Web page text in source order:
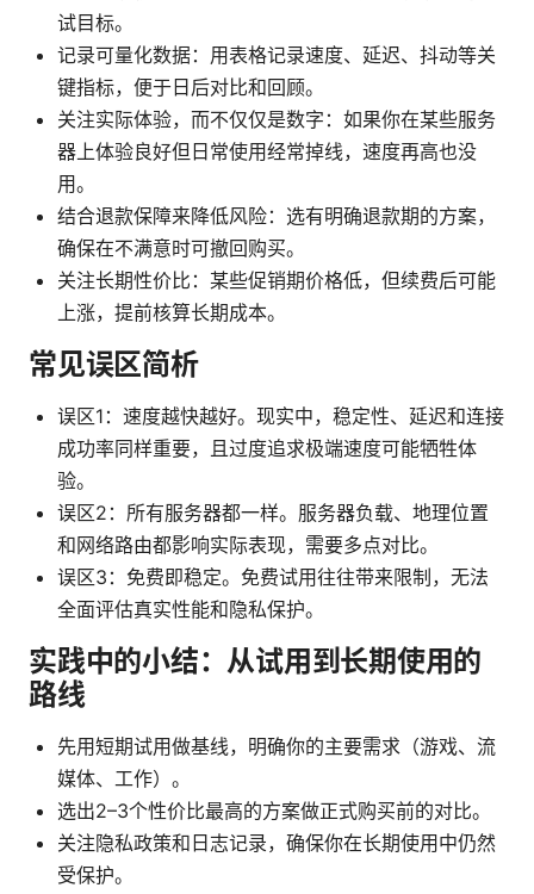
试目标。
记录可量化数据：用表格记录速度、延迟、抖动等关
键指标，便于日后对比和回顾。
关注实际体验，而不仅仅是数字：如果你在某些服务
器上体验良好但日常使用经常掉线，速度再高也没
用。
结合退款保障来降低风险：选有明确退款期的方案，
确保在不满意时可撤回购买。
关注长期性价比：某些促销期价格低，但续费后可能
上涨，提前核算长期成本。
常见误区简析
误区1：速度越快越好。现实中，稳定性、延迟和连接
成功率同样重要，且过度追求极端速度可能牺牲体
验。
误区2：所有服务器都一样。服务器负载、地理位置
和网络路由都影响实际表现，需要多点对比。
误区3：免费即稳定。免费试用往往带来限制，无法
全面评估真实性能和隐私保护。
实践中的小结：从试用到长期使用的
路线
先用短期试用做基线，明确你的主要需求（游戏、流
媒体、工作）。
选出2–3个性价比最高的方案做正式购买前的对比。
关注隐私政策和日志记录，确保你在长期使用中仍然
受保护。